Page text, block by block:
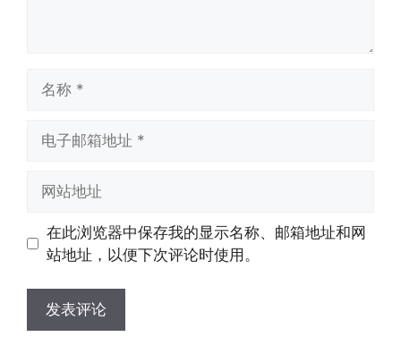
址
址
在此浏览器中保存我的显示名称、邮箱地址和网
站地址，以便下次评论时使用。